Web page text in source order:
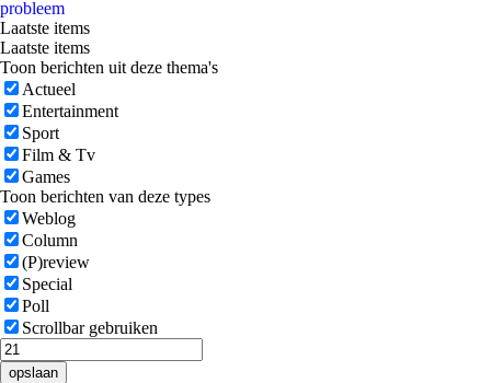
probleem
Laatste items
Laatste items
Toon berichten uit deze thema's
Actueel
Entertainment
Sport
Film & Tv
Games
Toon berichten van deze types
Weblog
Column
(P)review
Special
Poll
Scrollbar gebruiken
opslaan